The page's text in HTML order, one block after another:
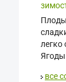
легко
Ягоды
все